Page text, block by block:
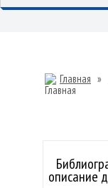
Главная »
описание